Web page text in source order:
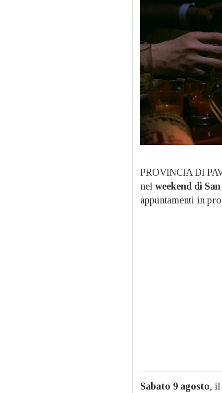
PROVINCIA DI
nel weekend di
appuntamenti in
Sabato 9 agosto, il